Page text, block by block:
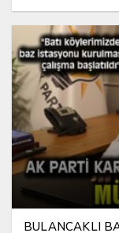
BULANCAKLI